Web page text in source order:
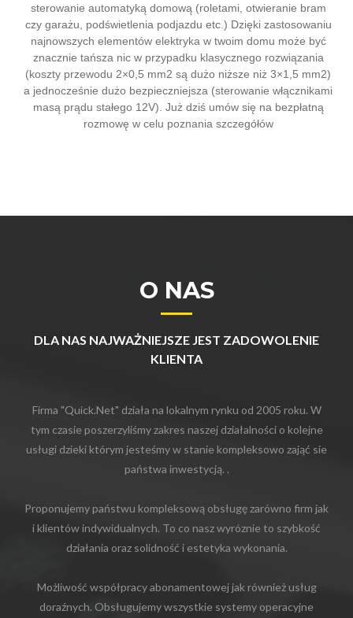
sterowanie automatyką domową (roletami, otwieranie bram
czy garażu, podświetlenia podjazdu etc.) Dzięki zastosowaniu
najnowszych elementów elektryka w twoim domu może być
znacznie tańsza nic w przypadku klasycznego rozwiązania
(koszty przewodu 2×0,5 mm2 są dużo niższe niż 3×1,5 mm2)
a jednocześnie dużo bezpieczniejsza (sterowanie włącznikami
masą prądu stałego 12V). Już dziś umów się na bezpłatną
rozmowę w celu poznania szczegółów
O NAS
DLA NAS NAJWAŻNIEJSZE JEST ZADOWOLENIE
KLIENTA
Firma "Quick.Net" działa na lokalnym rynku od 2005 roku. W
tym czasie poszerzyliśmy zakres naszej działalności o kolejne
usługi dzieki którym jesteśmy w stanie kompleksowo zająć sie
państwa inwestycją. .
Proponujemy państwu kompleksową obsługę zarówno firm jak
i klientów indywidualnych. To co nasz wyróznie to szybkość
działania oraz solidność i estetyka wykonania.
Możliwość współpracy abonamentowej jak również usług
doraźnych. Obsługujemy wszystkie systemy operacyjne